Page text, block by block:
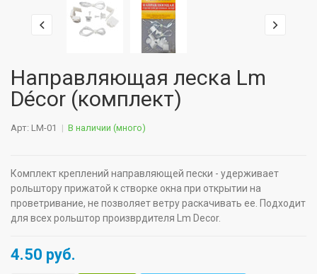
Направляющая леска Lm
Décor (комплект)
Арт: LM-01 В наличии (много)
Комплект креплений направляющей пески - удерживает
рольштору прижатой к створке окна при открытии на
проветривание, не позволяет ветру раскачивать ее. Подходит
для всех рольштор произврдителя Lm Decor.
4.50 руб.